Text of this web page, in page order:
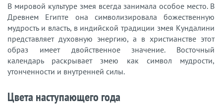
В мировой культуре змея всегда занимала особое место. В
Древнем Египте она символизировала божественную
мудрость и власть, в индийской традиции змея Кундалини
представляет духовную энергию, а в христианстве этот
образ имеет двойственное значение. Восточный
календарь раскрывает змею как символ мудрости,
утонченности и внутренней силы.
Цвета наступающего года